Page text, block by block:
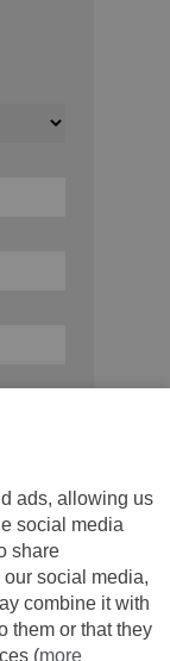
ads, allowing us
social media
share
social media,
combine it with
them or that they
(more